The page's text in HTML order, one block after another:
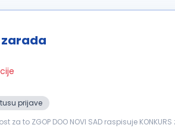
prijave
to ZGOP DOO NOVI SAD raspisuje KONKURS